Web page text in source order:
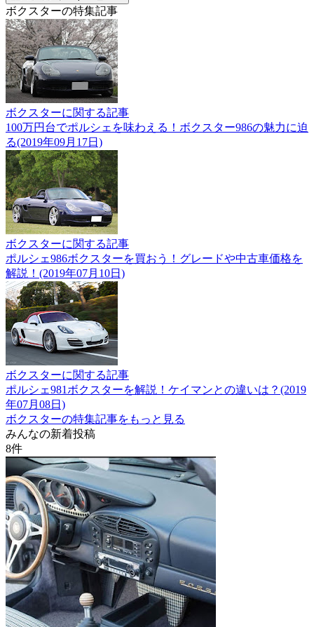
ボクスターの特集記事
ボクスターに関する記事
100万円台でポルシェを味わえる！ボクスター986の魅力に迫
る(2019年09月17日)
ボクスターに関する記事
ポルシェ986ボクスターを買おう！グレードや中古車価格を
解説！(2019年07月10日)
ボクスターに関する記事
ポルシェ981ボクスターを解説！ケイマンとの違いは？(2019
年07月08日)
ボクスターの特集記事をもっと見る
みんなの新着投稿
8件